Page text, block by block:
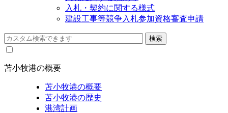
入札・契約に関する様式
建設工事等競争入札参加資格審査申請
苫小牧港の概要
苫小牧港の概要
苫小牧港の歴史
港湾計画